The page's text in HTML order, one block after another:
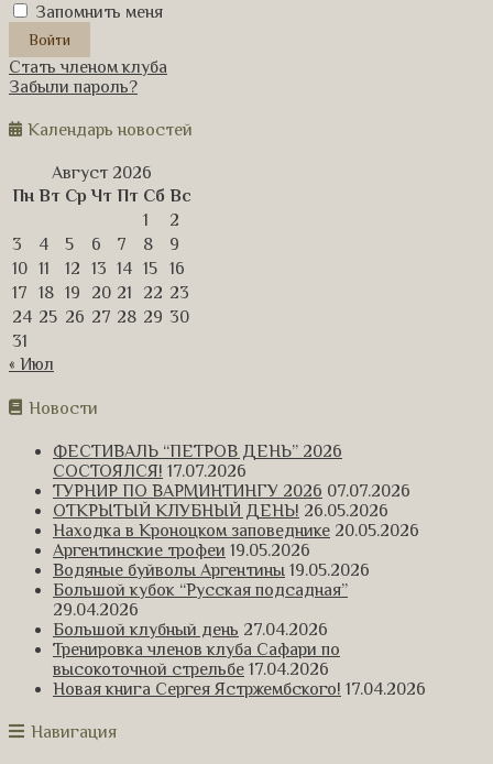
Запомнить меня
Стать членом клуба
Забыли пароль?
Календарь новостей
Август 2026
Пн Вт Ср Чт Пт Сб Вс
1
2
3
4 5 6 7 8
9
10 11 12 13 14 15
16
17
18 19 20 21 22 23
24 25 26 27 28 29 30
31
« Июл
Новости
ФЕСТИВАЛЬ “ПЕТРОВ ДЕНЬ” 2026
СОСТОЯЛСЯ! 17.07.2026
ТУРНИР ПО ВАРМИНТИНГУ 2026 07.07.2026
ОТКРЫТЫЙ КЛУБНЫЙ ДЕНЬ! 26.05.2026
Находка в Кроноцком заповеднике 20.05.2026
Аргентинские трофеи 19.05.2026
Водяные буйволы Аргентины 19.05.2026
Большой кубок “Русская подсадная”
29.04.2026
Большой клубный день 27.04.2026
Тренировка членов клуба Сафари по
высокоточной стрельбе 17.04.2026
Новая книга Сергея Ястржембского! 17.04.2026
Навигация